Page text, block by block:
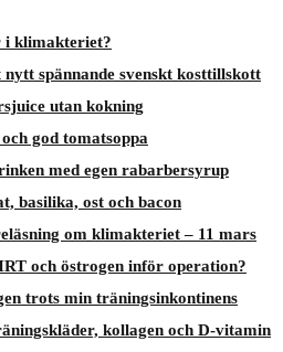
i klimakteriet?
spännande svenskt kosttillskott
utan kokning
god tomatsoppa
med egen rabarbersyrup
basilika, ost och bacon
om klimakteriet – 11 mars
och östrogen inför operation?
trots min träningsinkontinens
kollagen och D-vitamin